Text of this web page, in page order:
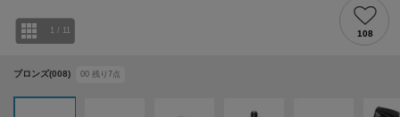
ブロンズ(008) 00 残り 7点
1 / 11 108